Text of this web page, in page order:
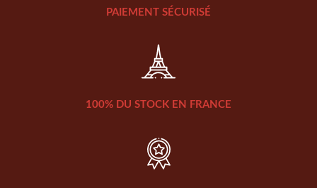
PAIEMENT SÉCURISÉ
100% DU STOCK EN FRANCE